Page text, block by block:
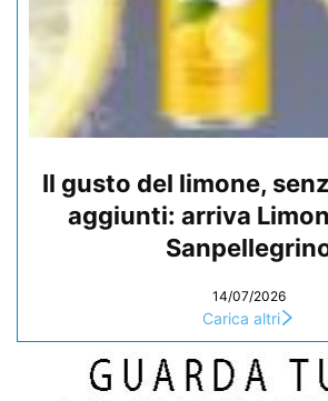
Il gusto del limone,
aggiunti: arriva
14/07/2026
Carica altri